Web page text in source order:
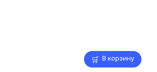
В корзину